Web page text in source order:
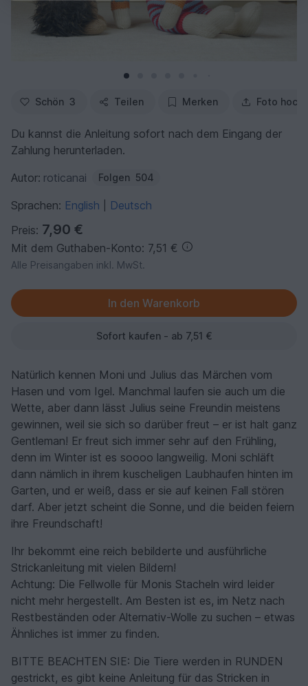
Schön 3 Teilen Merken Foto
Du kannst die Anleitung sofort nach dem Eingang der
Zahlung herunterladen.
Autor: roticanai Folgen 504
Sprachen: English
Deutsch
Preis: 7,90 €
Mit dem Guthaben-Konto: 7,51 €
Alle Preisangaben inkl. MwSt.
Sofort kaufen - ab 7,51 €
Natürlich kennen Moni und Julius das Märchen vom
Hasen und vom Igel. Manchmal laufen sie auch um die
Wette, aber dann lässt Julius seine Freundin meistens
gewinnen, weil sie sich so darüber freut – er ist halt ganz
Gentleman! Er freut sich immer sehr auf den Frühling,
denn im Winter ist es soooo langweilig. Moni schläft
dann nämlich in ihrem kuscheligen Laubhaufen hinten im
Garten, und er weiß, dass er sie auf keinen Fall stören
darf. Aber jetzt scheint die Sonne, und die beiden feiern
ihre Freundschaft!
Ihr bekommt eine reich bebilderte und ausführliche
Strickanleitung mit vielen Bildern!
Achtung: Die Fellwolle für Monis Stacheln wird leider
nicht mehr hergestellt. Am Besten ist es, im Netz nach
Restbeständen oder Alternativ-Wolle zu suchen – etwas
Ähnliches ist immer zu finden.
BITTE BEACHTEN SIE: Die Tiere werden in RUNDEN
gestrickt, es gibt keine Anleitung für das Stricken in